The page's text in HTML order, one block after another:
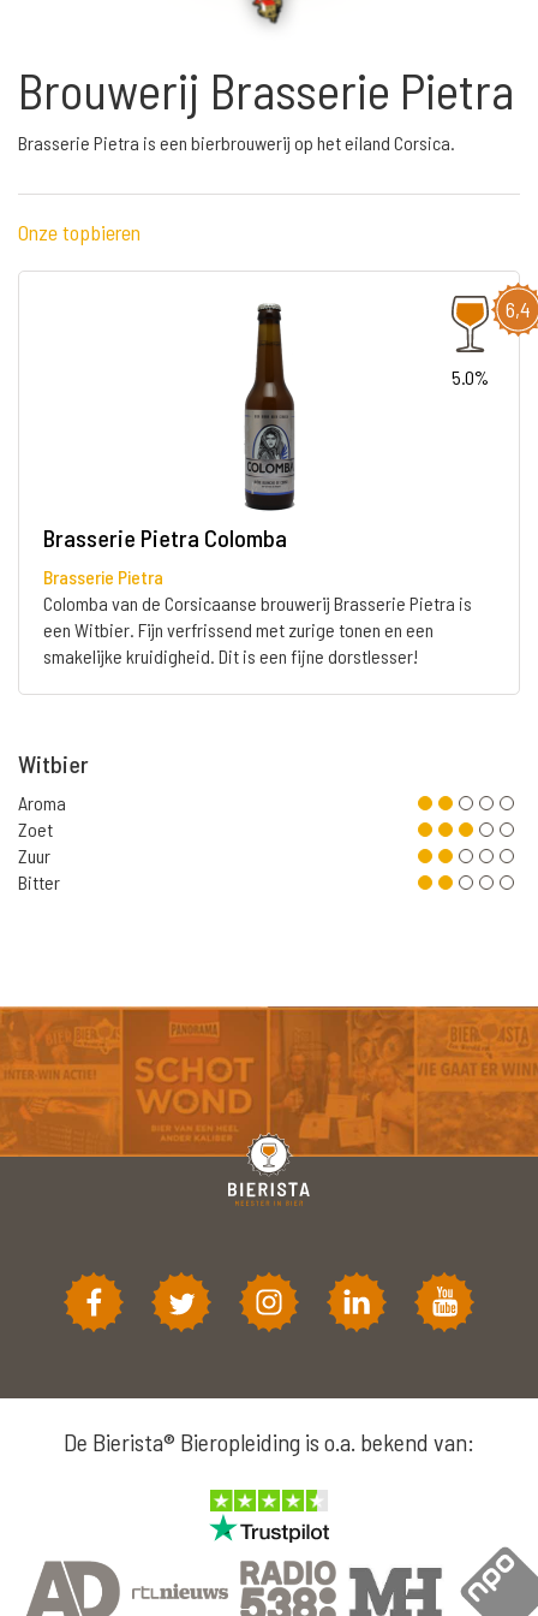
Brouwerij Brasserie Pietra
Brasserie Pietra is een bierbrouwerij op het eiland Corsica.
Onze topbieren
6,4
5.0%
Brasserie Pietra Colomba
Brasserie Pietra
Colomba van de Corsicaanse brouwerij Brasserie Pietra is
een Witbier. Fijn verfrissend met zurige tonen en een
smakelijke kruidigheid. Dit is een fijne dorstlesser!
Witbier
Aroma
Zoet
Zuur
Bitter
De Bierista® Bieropleiding is o.a. bekend van: